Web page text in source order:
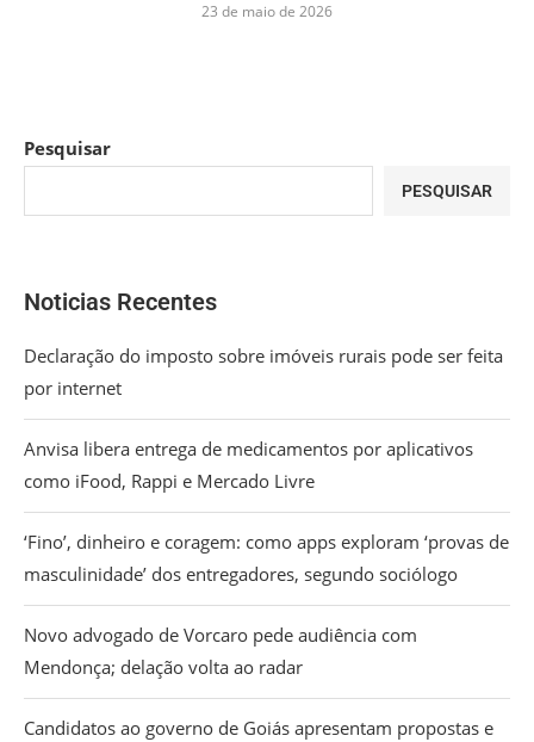
23 de maio de 2026
Pesquisar
PESQUISAR
Noticias Recentes
Declaração do imposto sobre imóveis rurais pode ser feita
por internet
Anvisa libera entrega de medicamentos por aplicativos
como iFood, Rappi e Mercado Livre
‘Fino’, dinheiro e coragem: como apps exploram ‘provas de
masculinidade’ dos entregadores, segundo sociólogo
Novo advogado de Vorcaro pede audiência com
Mendonça; delação volta ao radar
Candidatos ao governo de Goiás apresentam propostas e